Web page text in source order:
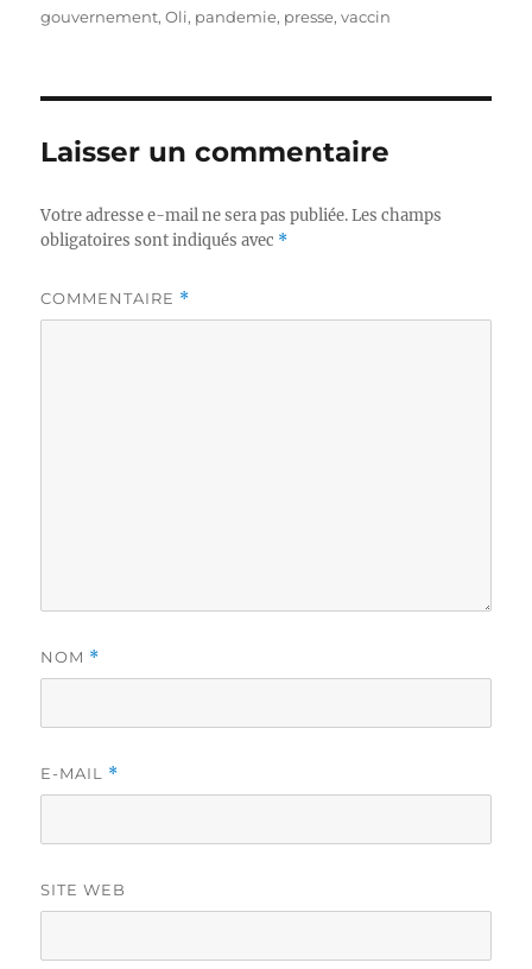
gouvernement,Oli, pandemie, presse,vaccin
Laisser un commentaire
Votre adresse e-mail ne sera pas publiée. Les champs
obligatoires sont indiqués avec *
COMMENTAIRE *
NOM *
E-MAIL *
SITE WEB